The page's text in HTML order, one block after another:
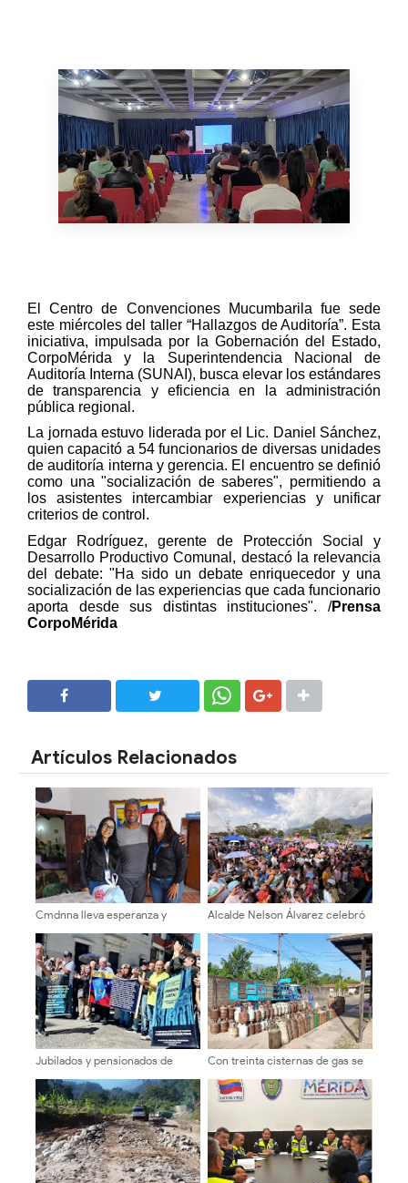
El Centro de Convenciones Mucumbarila fue sede
este miércoles del taller “Hallazgos de Auditoría”. Esta
iniciativa, impulsada por la Gobernación del Estado,
CorpoMérida y la Superintendencia Nacional de
Auditoría Interna (SUNAI), busca elevar los estándares
de transparencia y eficiencia en la administración
pública regional.
La jornada estuvo liderada por el Lic. Daniel Sánchez,
quien capacitó a 54 funcionarios de diversas unidades
de auditoría interna y gerencia. El encuentro se definió
como una "socialización de saberes", permitiendo a
los asistentes intercambiar experiencias y unificar
criterios de control.
Edgar Rodríguez, gerente de Protección Social y
Desarrollo Productivo Comunal, destacó la relevancia
del debate: "Ha sido un debate enriquecedor y una
socialización de las experiencias que cada funcionario
aporta desde sus distintas instituciones". /Prensa
CorpoMérida
Artículos Relacionados
Cmdnna lleva esperanza y
Mérida
Alcalde Nelson Álvarez celebró
el Día del Niño con más de
2.000 asistentes
Jubilados y pensionados de
salariales y servicios médicos
Con treinta cisternas de gas se